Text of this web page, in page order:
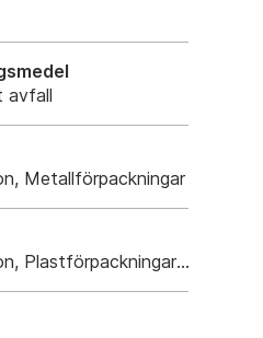
avfall
Metallförpackningar
Plastförpackningar. Eller